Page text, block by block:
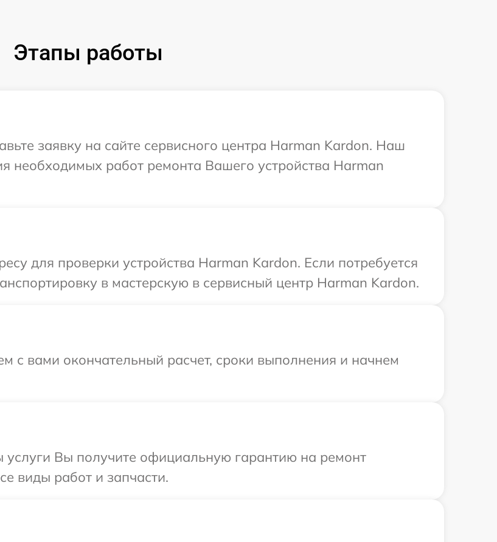
Этапы работы
заявку на сайте сервисного центра Harman Kardon. Наш
необходимых работ ремонта Вашего устройства Harman
для проверки устройства Harman Kardon. Если потребуется
в мастерскую в сервисный центр Harman Kardon.
с вами окончательный расчет, сроки выполнения и начнем
услуги Вы получите официальную гарантию на ремонт
виды работ и запчасти.